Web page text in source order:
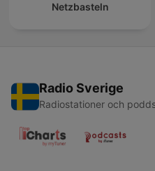
Netzbasteln
Radio Sverige
Radiostationer och